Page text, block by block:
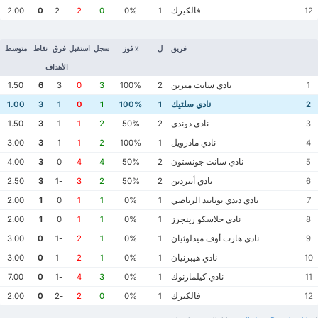
12 فالكيرك 1
0%
0
2
-2
0
2.00
فريق ل ٪ فوز سجل استقبل فرق
الأهداف
نقاط متوسط
1 نادي سانت ميرين 2
100%
3
0
3
6
1.50
2
نادي سلتيك 1
100%
1
0
1
3
1.00
3
نادي دوندي 2
50%
2
1
1
3
1.50
4
نادي ماذرويل 1
100%
2
1
1
3
3.00
5
نادي سانت جونستون 2
50%
4
4
0
3
4.00
6
نادي أبيردين 2
50%
2
3
-1
3
2.50
7
نادي دندي يونايتد الرياضي 1
0%
1
1
0
1
2.00
8
نادي جلاسكو رينجرز 1
0%
1
1
0
1
2.00
9
نادي هارت أوف ميدلوثيان 1
0%
1
2
-1
0
3.00
10
نادي هيبرنيان 1
0%
1
2
-1
0
3.00
11
نادي كيلمارنوك 1
0%
3
4
-1
0
7.00
12
فالكيرك 1
0%
0
2
-2
0
2.00